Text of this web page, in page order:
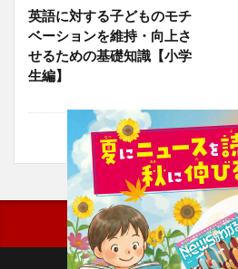
英語に対する子どものモチ
ベーションを維持・向上さ
せるための基礎知識【小学
生編】